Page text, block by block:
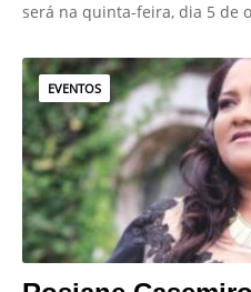
será na quinta-feira, dia 5 de
EVENTOS